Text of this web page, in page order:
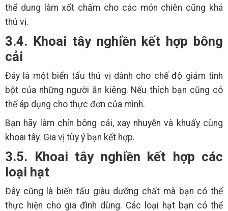
thể dung làm xốt chấm cho các món chiên cũng khá
thú vị.
3.4. Khoai tây nghiền kết hợp bông
cải
Đây là một biến tấu thú vị dành cho chế độ giảm tinh
bột của những người ăn kiêng. Nếu thích bạn cũng có
thể áp dụng cho thực đơn của mình.
Bạn hãy làm chín bông cải, xay nhuyễn và khuấy cùng
khoai tây. Gia vị tùy ý bạn kết hợp.
3.5. Khoai tây nghiền kết hợp các
loại hạt
Đây cũng là biến tấu giàu dưỡng chất mà bạn có thể
thực hiện cho gia đình dùng. Các loại hạt bạn có thể